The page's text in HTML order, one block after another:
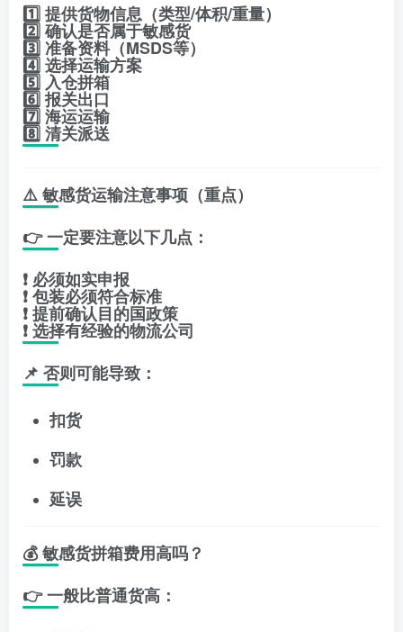
1️⃣ 提供货物信息（类型/体积/重量）
2️⃣ 确认是否属于敏感货
3️⃣ 准备资料（MSDS等）
4️⃣ 选择运输方案
5️⃣ 入仓拼箱
6️⃣ 报关出口
7️⃣ 海运运输
8️⃣ 清关派送
⚠️ 敏感货运输注意事项（重点）
👉 一定要注意以下几点：
❗ 必须如实申报
❗ 包装必须符合标准
❗ 提前确认目的国政策
❗ 选择有经验的物流公司
📌 否则可能导致：
扣货
罚款
延误
💰 敏感货拼箱费用高吗？
👉 一般比普通货高：